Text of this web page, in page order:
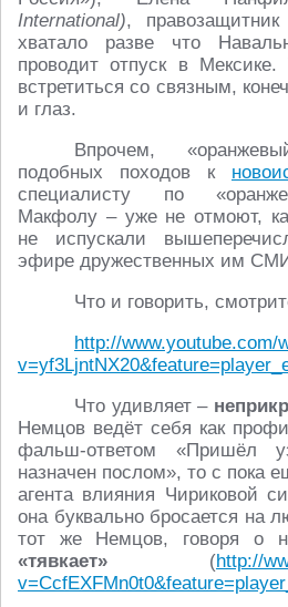
International),
хватало разве что
проводит отпуск в
встретиться со связным,
и глаз.
Впрочем,
подобных походов к
специалисту по
Макфолу – уже не отмоют,
не испускали
эфире дружественных им
Что и говорить,
http://www.youtube.com/
Что удивляет –
Немцов ведёт себя как
фальш-ответом «Пришёл
назначен послом», то с пока
агента влияния Чириковой
она буквально бросается на
тот же Немцов, говоря о
«тявкает» (http://